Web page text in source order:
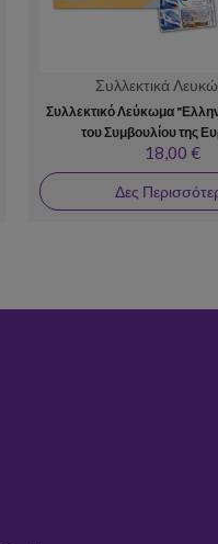
Συλλεκτικά
Συλλεκτικό Λεύκωμα
του Συμβουλίου της
18,00 €
Δες